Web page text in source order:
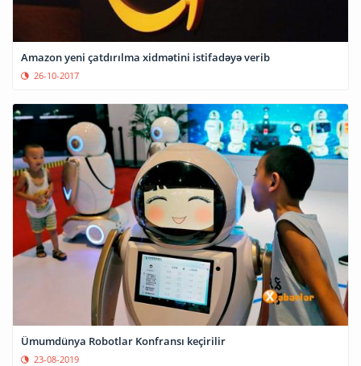
Amazon yeni çatdırılma xidmətini istifadəyə verib
26-10-2017
Ümumdünya Robotlar Konfransı keçirilir
23-08-2019